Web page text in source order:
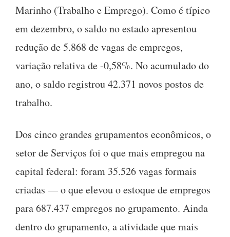
Marinho (Trabalho e Emprego). Como é típico
em dezembro, o saldo no estado apresentou
redução de 5.868 de vagas de empregos,
variação relativa de -0,58%. No acumulado do
ano, o saldo registrou 42.371 novos postos de
trabalho.
Dos cinco grandes grupamentos econômicos, o
setor de Serviços foi o que mais empregou na
capital federal: foram 35.526 vagas formais
criadas — o que elevou o estoque de empregos
para 687.437 empregos no grupamento. Ainda
dentro do grupamento, a atividade que mais